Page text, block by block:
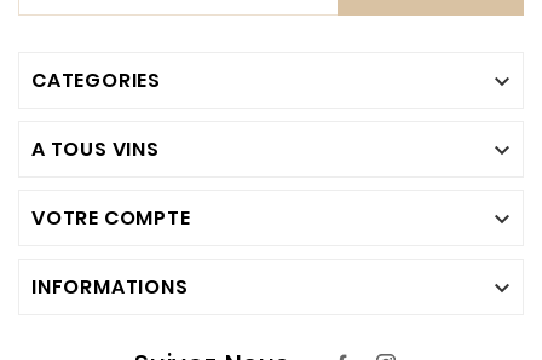
CATEGORIES 
A TOUS VINS 
VOTRE COMPTE 
INFORMATIONS 